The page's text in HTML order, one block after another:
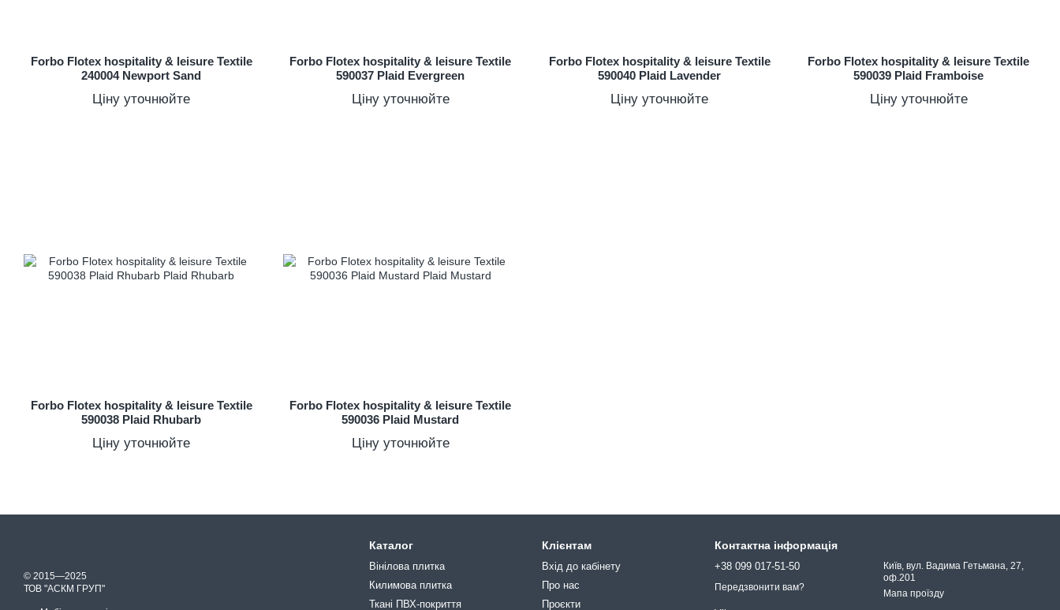
Forbo Flotex hospitality & leisure Textile
240004 Newport Sand
Ціну уточнюйте
Forbo Flotex hospitality & leisure Textile
590037 Plaid Evergreen
Ціну уточнюйте
Forbo Flotex hospitality & leisure Textile
590040 Plaid Lavender
Ціну уточнюйте
Forbo Flotex hospitality & leisure Textile
590039 Plaid Framboise
Ціну уточнюйте
Forbo Flotex hospitality & leisure Textile
590038 Plaid Rhubarb
Ціну уточнюйте
Forbo Flotex hospitality & leisure Textile
590036 Plaid Mustard
Ціну уточнюйте
© 2015—2025
ТОВ "АСКМ ГРУП"
Каталог
Вінілова плитка
Килимова плитка
Ткані ПВХ-покриття
Клієнтам
Вхід до кабінету
Про нас
Проєкти
Контактна інформація
+38 099 017-51-50
Передзвонити вам?
Київ, вул. Вадима Гетьмана, 27,
оф.201
Мапа проїзду